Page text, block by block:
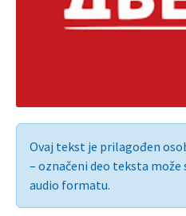
Ovaj tekst je prilagođen
– označeni deo teksta
audio formatu.